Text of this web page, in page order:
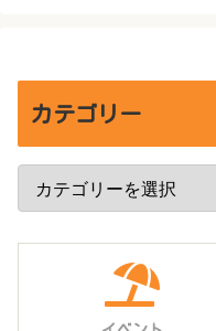
カテゴリー